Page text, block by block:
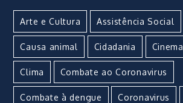
Arte e Cultura Assistência Social
Causa animal Cidadania Cinema
Clima Combate ao Coronavirus
Combate à dengue Coronavirus